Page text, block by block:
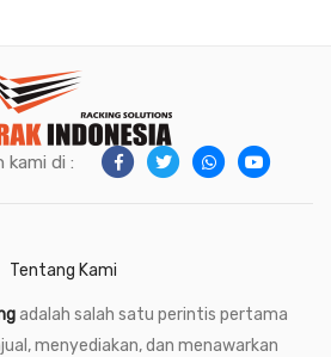
kami di :
Tentang Kami
adalah salah satu perintis pertama
menyediakan, dan menawarkan